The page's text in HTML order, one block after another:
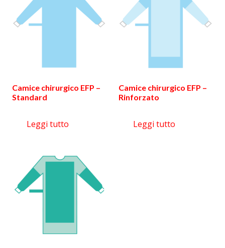
Camice chirurgico EFP –
Standard
Leggi tutto
Camice chirurgico EFP –
Rinforzato
Leggi tutto